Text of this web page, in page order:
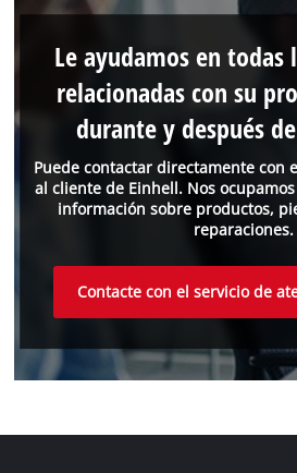
Puede contactar directamente con
al cliente de Einhell. Nos
información sobre productos,
reparaciones.
Le ayudamos en todas
relacionadas con su
durante y después
Contacte con el servicio de